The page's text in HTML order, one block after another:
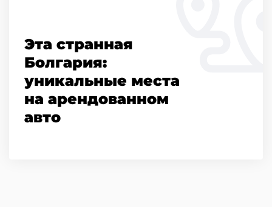
Эта странная
Болгария:
уникальные места
на арендованном
авто